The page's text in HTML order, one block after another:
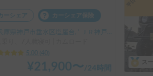
カーシェア カーシェア保険
兵庫県神戸市垂水区塩屋台, ' ＪＲ神戸線塩屋駅
5.00 40
¥21,900〜/24時間